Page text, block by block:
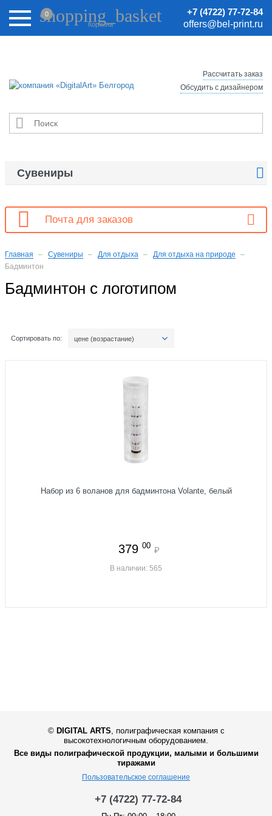
Внимание! Цены на сайте могут быть неактуальными.
Актуальные цены уточняйте у менеджеров.
+7 (4722) 77-72-84
offers@bel-print.ru
shopping_basket
Корзина
0

Рассчитать заказ
Обсудить с дизайнером
Сувениры 
 Почта для заказов
Главная Сувениры Для отдыха
Для отдыха на природе
Бадминтон
Бадминтон с логотипом
Сортировать по: цене (возрастание)
Набор из 6 воланов для бадминтона Volante, белый
379 00 ₽
В наличии: 565
© DIGITAL ARTS
полиграфическая компания с
высокотехнологичным оборудованием.
Все виды полиграфической продукции, малыми и большими
тиражами
Пользовательское соглашение
+7 (4722) 77-72-84